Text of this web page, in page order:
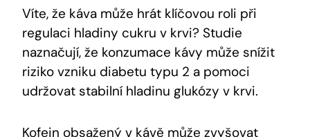
Víte, že káva může hrát klíčovou roli při
regulaci hladiny cukru v krvi? Studie
naznačují, že konzumace kávy může snížit
riziko vzniku diabetu typu 2 a pomoci
udržovat stabilní hladinu glukózy v krvi.
Kofein obsažený v kávě může zvyšovat